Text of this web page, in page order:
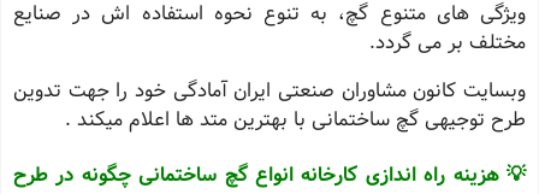
ویژگی‌ های متنوع گچ، به تنوع نحوه استفاده ‌اش در صنایع
مختلف بر می‌ گردد.
وبسایت کانون مشاوران صنعتی ایران آمادگی خود را جهت تدوین
طرح توجیهی گچ ساختمانی با بهترین متد ها اعلام میکند .
💡 هزینه راه اندازی کارخانه انواع گچ ساختمانی چگونه در طرح